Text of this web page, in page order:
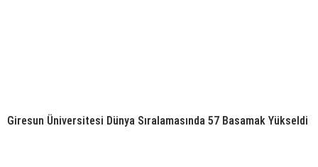
Giresun Üniversitesi Dünya Sıralamasında 57 Basamak Yükseldi